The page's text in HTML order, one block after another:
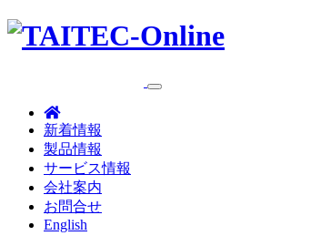
新着情報
製品情報
サービス情報
会社案内
お問合せ
English